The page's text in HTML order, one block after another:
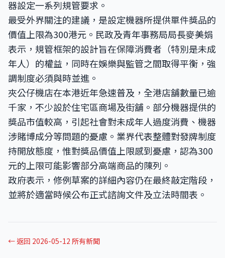
器設定一系列規管要求。
最受外界關注的建議，是設定機器所提供單件獎品的
價值上限為300港元。民政及青年事務局局長麥美娟
表示，規管框架的設計旨在保障消費者（特別是未成
年人）的權益，同時在娛樂與監管之間取得平衡，強
調制度必須與時並進。
夾公仔機店在本港近年急速普及，全港店舖數量已逾
千家，不少設於住宅區商場及街舖。部分機器提供的
獎品市值較高，引起社會對未成年人過度消費、機器
涉賭博成分等問題的憂慮。業界代表整體對發牌制度
持開放態度，惟對獎品價值上限感到憂慮，認為300
元的上限可能影響部分高端商品的陳列。
政府表示，修例草案的詳細內容仍在最終敲定階段，
並將於適當時候公布正式諮詢文件及立法時間表。
← 返回 2026-05-12 所有新聞